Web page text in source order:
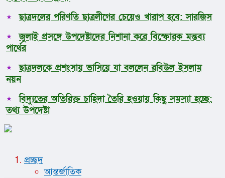
ছাত্রদলের পরিণতি ছাত্রলীগের চেয়েও খারাপ হবে: সারজিস
জুলাই প্রসঙ্গে উপদেষ্টাদের নিশানা করে বিস্ফোরক মন্তব্য
পার্থের
ছাত্রদলকে প্রশংসায় ভাসিয়ে যা বললেন রবিউল ইসলাম
নয়ন
বিদ্যুতের অতিরিক্ত চাহিদা তৈরি হওয়ায় কিছু সমস্যা হচ্ছে:
তথ্য উপদেষ্টা
প্রচ্ছদ
আন্তর্জাতিক